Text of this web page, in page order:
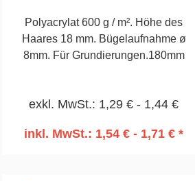
Polyacrylat 600 g / m². Höhe des
Haares 18 mm. Bügelaufnahme ø
8mm. Für Grundierungen.180mm
exkl. MwSt.: 1,29 € - 1,44 €
inkl. MwSt.: 1,54 € - 1,71 € *